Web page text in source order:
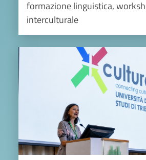
formazione linguistica,
interculturale
Image